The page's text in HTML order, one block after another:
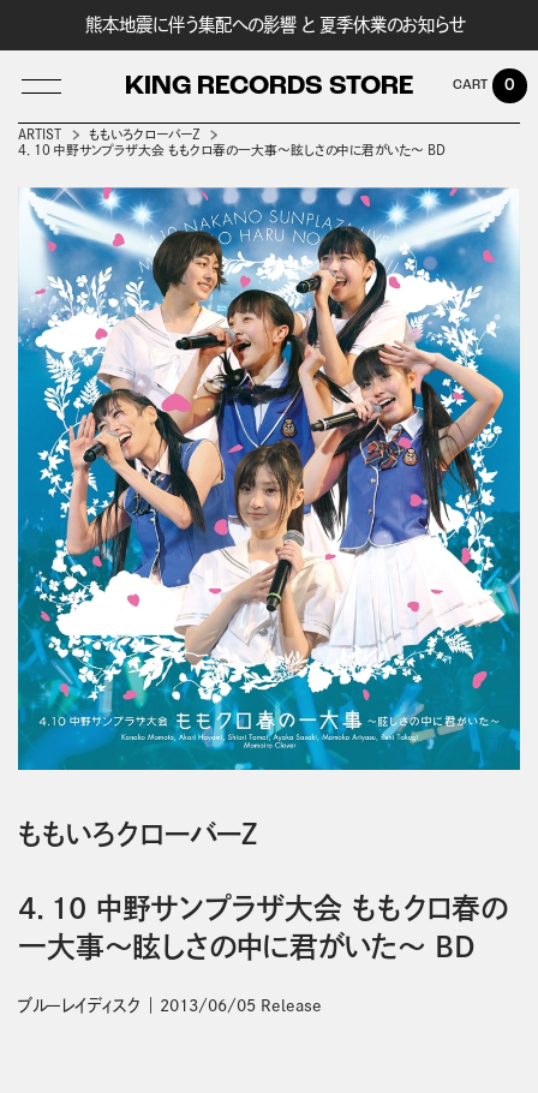
熊本地震に伴う集配への影響 と 夏季休業のお知らせ
KING RECORDS STORE
LOG IN
0
ARTIST
ももいろクローバーＺ
4．10 中野サンプラザ大会 ももクロ春の一大事～眩しさの中に君がいた～ BD
ももいろクローバーＺ
4．10 中野サンプラザ大会 ももクロ春の
一大事～眩しさの中に君がいた～ BD
ブルーレイディスク 2013/06/05 Release